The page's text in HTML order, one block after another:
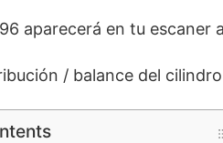
aparecerá en tu
/ balance del cilindro